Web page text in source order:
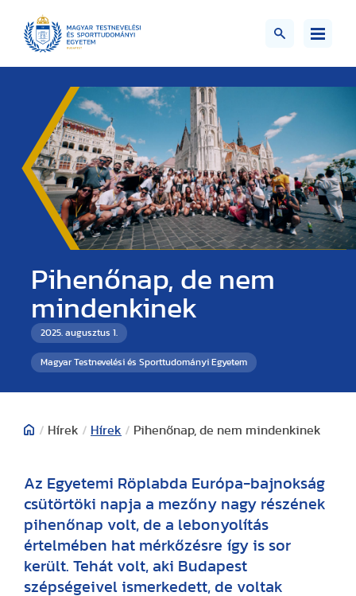
Pihenőnap, de nem
mindenkinek
2025. augusztus 1.
Magyar Testnevelési és Sporttudományi Egyetem
/ Hírek / Hírek / Pihenőnap, de nem mindenkinek
Az Egyetemi Röplabda Európa-bajnokság
csütörtöki napja a mezőny nagy részének
pihenőnap volt, de a lebonyolítás
értelmében hat mérkőzésre így is sor
került. Tehát volt, aki Budapest
szépségeivel ismerkedett, de voltak